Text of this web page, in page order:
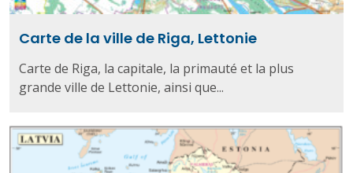
Carte de la ville de Riga, Lettonie
Carte de Riga, la capitale, la primauté et la plus
grande ville de Lettonie, ainsi que...